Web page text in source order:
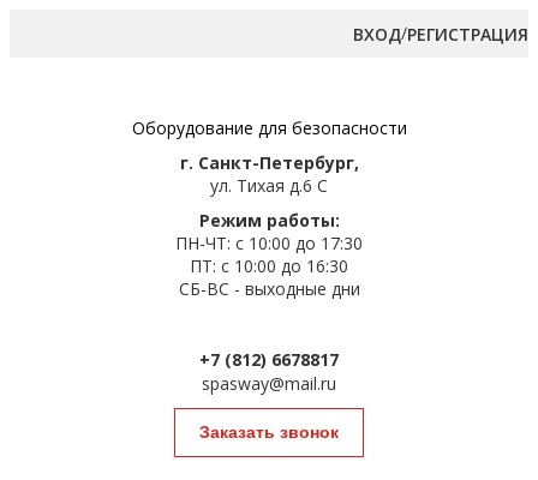
ВХОД/РЕГИСТРАЦИЯ
Оборудование для безопасности
г. Санкт-Петербург,
ул. Тихая д.6 С
Режим работы:
ПН-ЧТ: с 10:00 до 17:30
ПТ: с 10:00 до 16:30
СБ-ВС - выходные дни
+7 (812) 6678817
spasway@mail.ru
Заказать звонок